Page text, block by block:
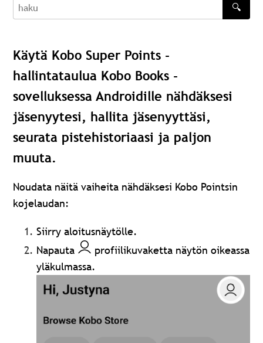
haku
🔍
Käytä Kobo Super Points -
hallintataulua Kobo Books -
sovelluksessa Androidille nähdäksesi
jäsenyytesi, hallita jäsenyyttäsi,
seurata pistehistoriaasi ja paljon
muuta.
Noudata näitä vaiheita nähdäksesi Kobo Pointsin
kojelaudan:
Siirry aloitusnäytölle.
Napauta
profiilikuvaketta näytön oikeassa
yläkulmassa.